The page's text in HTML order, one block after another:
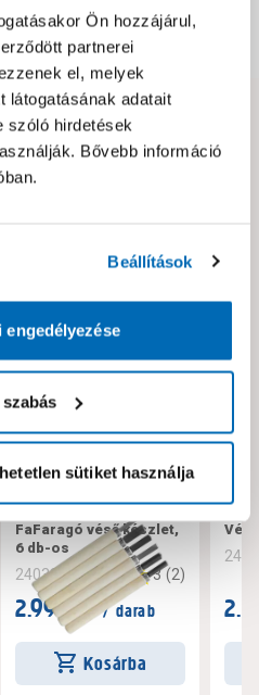
Ön hozzájárul,
partnerei
el, melyek
látogatásának adatait
szóló hirdetések
Bővebb információ
Beállítások
engedélyezése
sütiket használja
személy
vagy a termék leírásában?
nekünk!
FaFaragó véső készlet,
6 db-os
240333 3 (2)
2.999 Ft / darab
Kosárba